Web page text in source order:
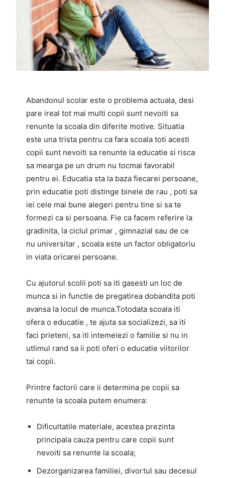
Abandonul scolar este o problema actuala, desi
pare ireal tot mai multi copii sunt nevoiti sa
renunte la scoala din diferite motive. Situatia
este una trista pentru ca fara scoala toti acesti
copii sunt nevoiti sa renunte la educatie si risca
sa mearga pe un drum nu tocmai favorabil
pentru ei. Educatia sta la baza fiecarei persoane,
prin educatie poti distinge binele de rau , poti sa
iei cele mai bune alegeri pentru tine si sa te
formezi ca si persoana. Fie ca facem referire la
gradinita, la ciclul primar , gimnazial sau de ce
nu universitar , scoala este un factor obligatoriu
in viata oricarei persoane.
Cu ajutorul scolii poti sa iti gasesti un loc de
munca si in functie de pregatirea dobandita poti
avansa la locul de munca.Totodata scoala iti
ofera o educatie , te ajuta sa socializezi, sa iti
faci prieteni, sa iti intemeiezi o familie si nu in
utlimul rand sa ii poti oferi o educatie viitorilor
tai copii.
Printre factorii care ii determina pe copii sa
renunte la scoala putem enumera:
Dificultatile materiale, acestea prezinta
principala cauza pentru care copii sunt
nevoiti sa renunte la scoala;
Dezorganizarea familiei, divortul sau decesul